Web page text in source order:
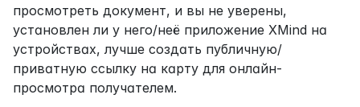
просмотреть документ, и вы не уверены,
установлен ли у него/неё приложение XMind на
устройствах, лучше создать публичную/
приватную ссылку на карту для онлайн-
просмотра получателем.